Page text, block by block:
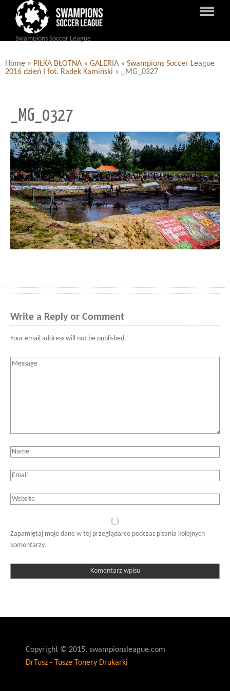
Swampions Soccer League
Home » PIŁKA BŁOTNA » GALERIA » Swampions Soccer League
2016 dzień I fot. Radek Kamiński » _MG_0327
_MG_0327
Write a Reply or Comment
Your email address will not be published.
Zapamiętaj moje dane w tej przeglądarce podczas pisania kolejnych
komentarzy.
Copyright © 2015, swampionsleague.com
DrTusz - Tusze Tonery Drukarki